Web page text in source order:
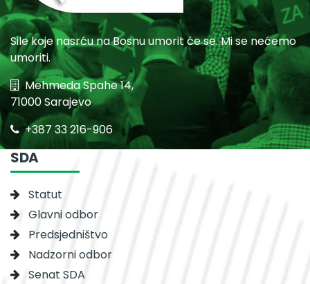
Sile koje nasrću na Bosnu umorit će se. Mi se nećemo
umoriti.
Mehmeda Spahe 14,
71000 Sarajevo
+387 33 216-906
SDA
Statut
Glavni odbor
Predsjedništvo
Nadzorni odbor
Senat SDA